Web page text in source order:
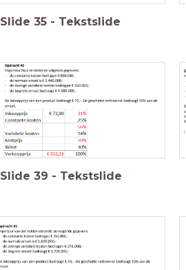
Slide 35 - Tekstslide
Slide 39 - Tekstslide